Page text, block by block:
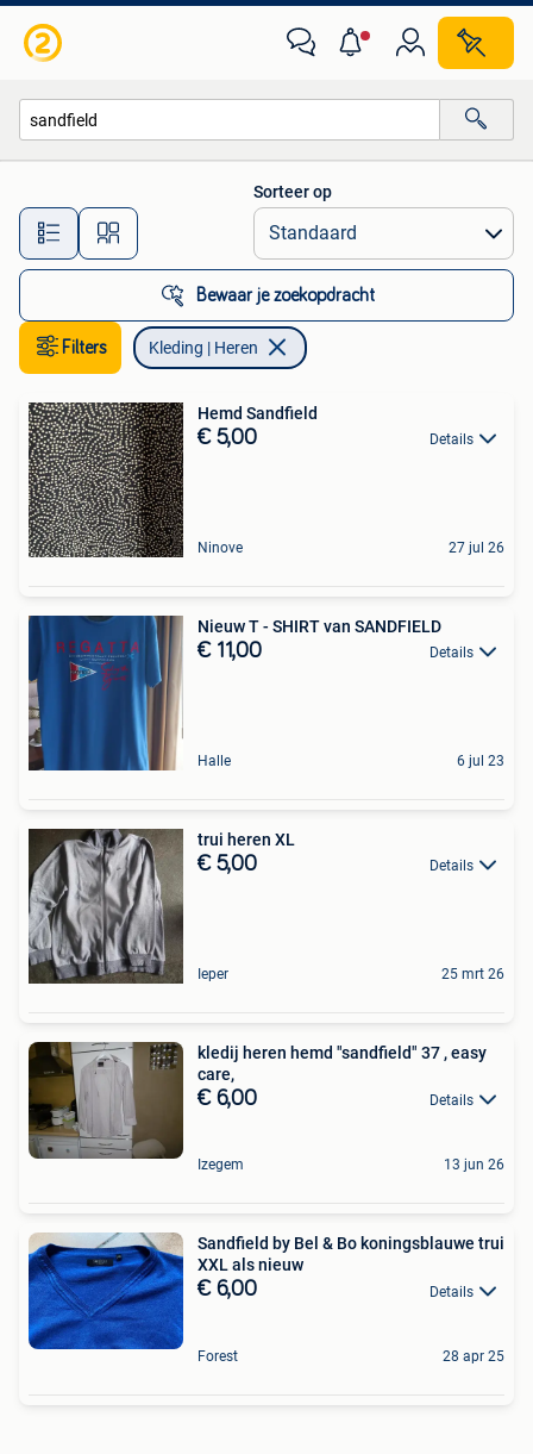
Alle afstanden…
Sorteer op
Bewaar je zoekopdracht
Filters Kleding | Heren
Hemd Sandfield
€ 5,00 Details
Ninove 27 jul 26
Nieuw T - SHIRT van SANDFIELD
€ 11,00 Details
Halle 6 jul 23
trui heren XL
€ 5,00 Details
Ieper 25 mrt 26
kledij heren hemd "sandfield" 37 , easy
care,
€ 6,00 Details
Izegem 13 jun 26
Sandfield by Bel & Bo koningsblauwe trui
XXL als nieuw
€ 6,00 Details
Forest 28 apr 25